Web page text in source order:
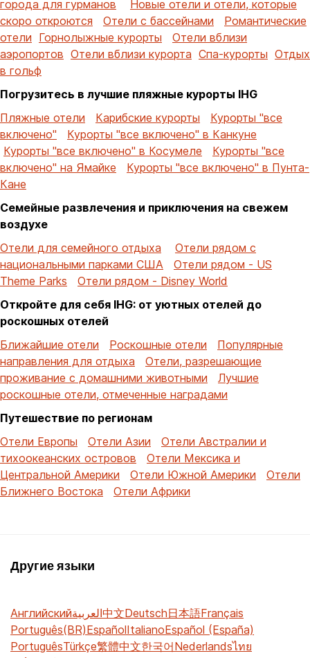
города для гурманов
Новые отели и отели, которые
скоро откроются
Отели с бассейнами
Романтические
отели Горнолыжные курорты
Отели вблизи
аэропортов Отели вблизи курорта Спа-курорты Отдых
в гольф
Погрузитесь в лучшие пляжные курорты IHG
Пляжные отели
Карибские курорты
Курорты "все
включено"
Курорты "все включено" в Канкуне
Курорты "все включено" в Косумеле
Курорты "все
включено" на Ямайке
Курорты "все включено" в Пунта-
Кане
Семейные развлечения и приключения на свежем
воздухе
Отели для семейного отдыха
Отели рядом с
национальными парками США
Отели рядом - US
Theme Parks
Отели рядом - Disney World
Откройте для себя IHG: от уютных отелей до
роскошных отелей
Ближайшие отели
Роскошные отели
Популярные
направления для отдыха
Отели, разрешающие
проживание с домашними животными
Лучшие
роскошные отели, отмеченные наградами
Путешествие по регионам
Отели Европы
Отели Азии
Отели Австралии и
тихоокеанских островов
Отели Мексика и
Центральной Америки
Отели Южной Америки
Отели
Ближнего Востока
Отели Африки
Другие языки
Английскийالعربية中文Deutsch日本語Français
Português(BR)EspañolItalianoEspañol (España)
PortuguêsTürkçe繁體中文한국어Nederlandsไทย